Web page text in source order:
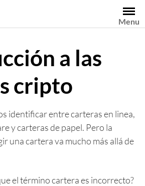
Menu
a las
cripto
identificar entre carteras en linea,
y carteras de papel. Pero la
una cartera va mucho más allá de
el término cartera es incorrecto?